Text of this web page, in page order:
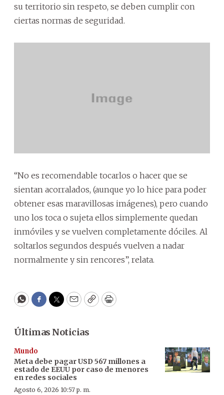
su territorio sin respeto, se deben cumplir con
ciertas normas de seguridad.
“No es recomendable tocarlos o hacer que se
sientan acorralados, (aunque yo lo hice para poder
obtener esas maravillosas imágenes), pero cuando
uno los toca o sujeta ellos simplemente quedan
inmóviles y se vuelven completamente dóciles. Al
soltarlos segundos después vuelven a nadar
normalmente y sin rencores”, relata.
WhatsApp
Facebook
Twitter
EmailCopyPrint
Últimas Noticias
Mundo
Meta debe pagar USD 567 millones a
estado de EEUU por caso de menores
en redes sociales
Agosto 6, 2026 10:57 p. m.